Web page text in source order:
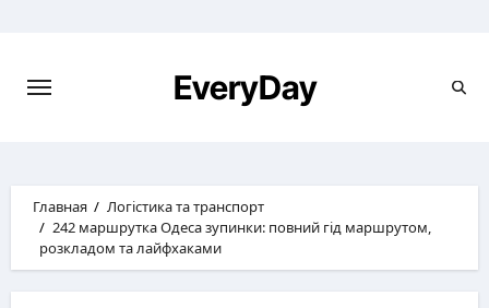
EveryDay
Главная
Логістика та транспорт
242 маршрутка Одеса зупинки: повний гід маршрутом,
розкладом та лайфхаками